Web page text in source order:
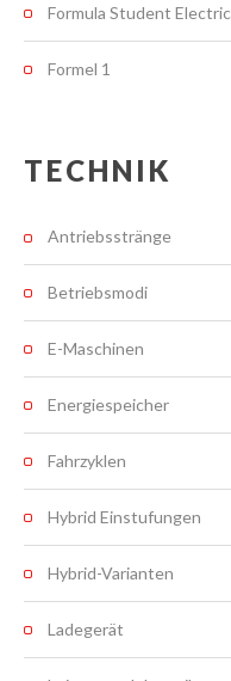
Formula Student Electric
Formel 1
TECHNIK
Antriebsstränge
Betriebsmodi
E-Maschinen
Energiespeicher
Fahrzyklen
Hybrid Einstufungen
Hybrid-Varianten
Ladegerät